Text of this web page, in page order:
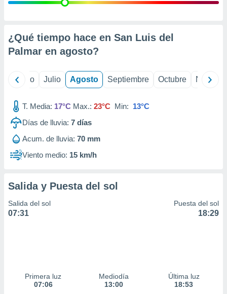
e
mediante
publicidad
de
1199
¿Qué tiempo hace en San Luis del
Palmar en agosto?
Junio Julio Agosto Septiembre Octubre
T. Media: 17°C Max.: 23°C Min: 13°C
Días de lluvia: 7 días
Acum. de lluvia: 70 mm
Viento medio: 15 km/h
Salida y Puesta del sol
Salida del sol
07:31
Puesta del sol
18:29
Primera luz
07:06
Mediodía
13:00
Última luz
18:53